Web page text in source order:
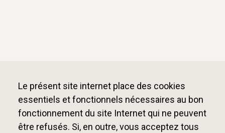
Le présent site internet place des cookies
essentiels et fonctionnels nécessaires au bon
fonctionnement du site Internet qui ne peuvent
être refusés. Si, en outre, vous acceptez tous